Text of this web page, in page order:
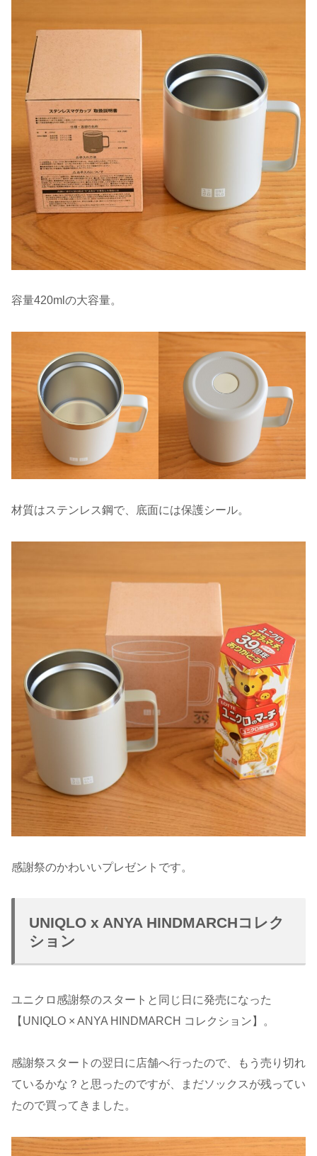
容量420mlの大容量。
材質はステンレス鋼で、底面には保護シール。
感謝祭のかわいいプレゼントです。
UNIQLO x ANYA HINDMARCHコレク
ション
ユニクロ感謝祭のスタートと同じ日に発売になった
【UNIQLO × ANYA HINDMARCH コレクション】。
感謝祭スタートの翌日に店舗へ行ったので、もう売り切れ
ているかな？と思ったのですが、まだソックスが残ってい
たので買ってきました。